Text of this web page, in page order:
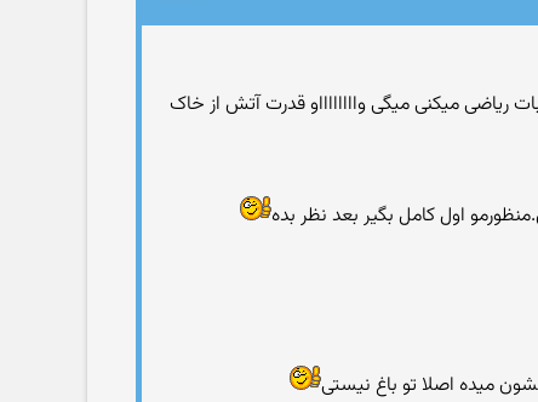
میکنی میگی وااااااااو قدرت آتش از خاک
اول کامل بگیر بعد نظر بده
میده اصلا تو باغ نیستی